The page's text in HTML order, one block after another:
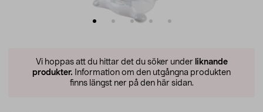
Vi hoppas att du hittar det du söker under liknande
produkter. Information om den utgångna produkten
finns längst ner på den här sidan.